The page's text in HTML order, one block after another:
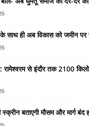
साथ ही अब विकास को जमीन पर
रामेश्वरम से इंदौर तक 2100
बताएगी मौसम और मार्ग बंद